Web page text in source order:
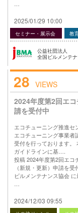
2025/01/29 10:00
セミナー・展示会 教
公益社団法人
全国ビルメンテ
28 VIEWS
2024年度第2回エ
請を受付中
エコチューニング推進
エコチューニング事業
受付を行っております。
ガイドラインに基….
投稿 2024年度第2回エコ
（新規・更新）申請を
ビルメンテナンス協会 に
2024/12/03 09:55